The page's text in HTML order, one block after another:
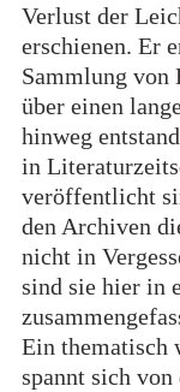
Verlust der
erschienen. Er
Sammlung von
über einen
hinweg
in
veröffentlicht
den Archiven
nicht in
sind sie hier in
Ein thematisch
spannt sich